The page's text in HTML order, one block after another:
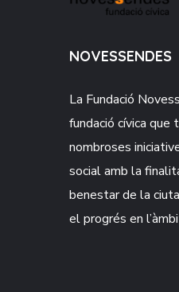
NOVESSENDES
La Fundació
fundació cívica que
nombroses
social amb la
benestar de la
el progrés en